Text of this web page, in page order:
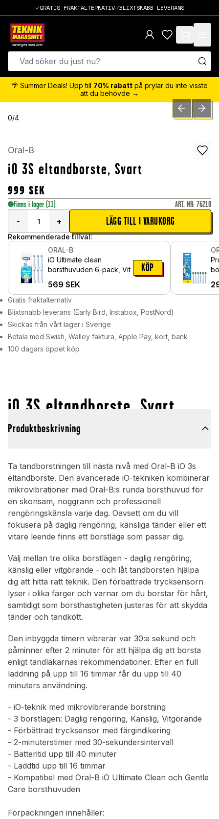
GRATIS FRAKTALTERNATIV BLIXTSNABB LEVERANS
items in cart,
🌴 Summer Deals! Upp till 70% rabatt på prylar du inte visste
att du behövde →
0/4 PREVIOUSNEXT
Oral-B
iO 3S eltandborste, Svart
999 SEK
Finns i lager (11) ART. NR: 76210
-
+ LÄGG TILL I VARUKORG
Rekommenderade tillval:
ORAL-B
iO Ultimate clean
borsthuvuden 6-pack, Vit
569 SEK
KÖP
Gratis fraktalternativ
Blixtsnabb leverans (Early Bird, Instabox, PostNord)
Skickas från vårt lager i Sverige
Betala med Swish, Walley faktura, Apple Pay, kort, bank
100 dagars öppet köp
iO 3S eltandborste, Svart
Produktbeskrivning
Ta tandborstningen till nästa nivå med Oral-B iO 3s
eltandborste. Den avancerade iO-tekniken kombinerar
mikrovibrationer med Oral-B:s runda borsthuvud för
en skonsam, noggrann och professionell
rengöringskänsla varje dag. Oavsett om du vill
fokusera på daglig rengöring, känsliga tänder eller ett
vitare leende finns ett borstläge som passar dig.
Välj mellan tre olika borstlägen - daglig rengöring,
känslig eller vitgörande - och låt tandborsten hjälpa
dig att hitta rätt teknik. Den förbättrade trycksensorn
lyser i olika färger och varnar om du borstar för hårt,
samtidigt som borsthastigheten justeras för att skydda
tänder och tandkött.
Den inbyggda timern vibrerar var 30:e sekund och
påminner efter 2 minuter för att hjälpa dig att borsta
enligt tandläkarnas rekommendationer. Efter en full
laddning på upp till 16 timmar får du upp till 40
minuters användning.
- iO-teknik med mikrovibrerande borstning
- 3 borstlägen: Daglig rengöring, Känslig, Vitgörande
- Förbättrad trycksensor med färgindikering
- 2-minuterstimer med 30-sekundersintervall
- Batteritid upp till 40 minuter
- Laddtid upp till 16 timmar
- Kompatibel med Oral-B iO Ultimate Clean och Gentle
Care borsthuvuden
Förpackningen innehåller: